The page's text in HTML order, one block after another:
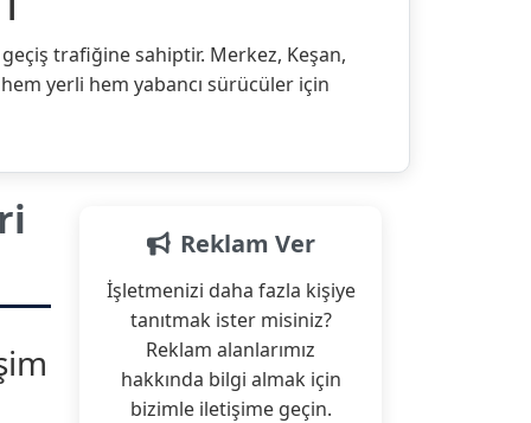
trafiğine sahiptir. Merkez, Keşan,
yerli hem yabancı sürücüler için
Reklam Ver
İşletmenizi daha fazla kişiye
tanıtmak ister misiniz?
Reklam alanlarımız
hakkında bilgi almak için
bizimle iletişime geçin.